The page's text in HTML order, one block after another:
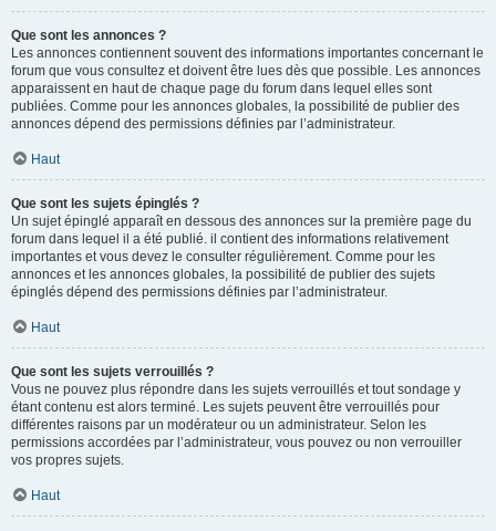
Que sont les annonces ?
Les annonces contiennent souvent des informations importantes concernant le
forum que vous consultez et doivent être lues dès que possible. Les annonces
apparaissent en haut de chaque page du forum dans lequel elles sont
publiées. Comme pour les annonces globales, la possibilité de publier des
annonces dépend des permissions définies par l’administrateur.
Haut
Que sont les sujets épinglés ?
Un sujet épinglé apparaît en dessous des annonces sur la première page du
forum dans lequel il a été publié. il contient des informations relativement
importantes et vous devez le consulter régulièrement. Comme pour les
annonces et les annonces globales, la possibilité de publier des sujets
épinglés dépend des permissions définies par l’administrateur.
Haut
Que sont les sujets verrouillés ?
Vous ne pouvez plus répondre dans les sujets verrouillés et tout sondage y
étant contenu est alors terminé. Les sujets peuvent être verrouillés pour
différentes raisons par un modérateur ou un administrateur. Selon les
permissions accordées par l’administrateur, vous pouvez ou non verrouiller
vos propres sujets.
Haut